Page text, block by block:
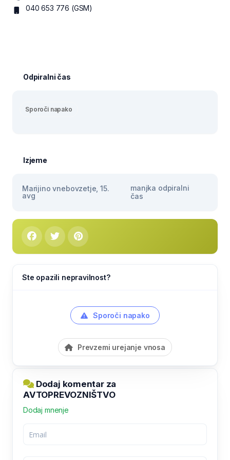
040 653 776 (GSM)
Odpiralni čas
Sporoči napako
Izjeme
Marijino vnebovzetje, 15.
avg
manjka odpiralni
čas
Ste opazili nepravilnost?
Sporoči napako
Prevzemi urejanje vnosa
Dodaj komentar za
AVTOPREVOZNIŠTVO
Dodaj mnenje